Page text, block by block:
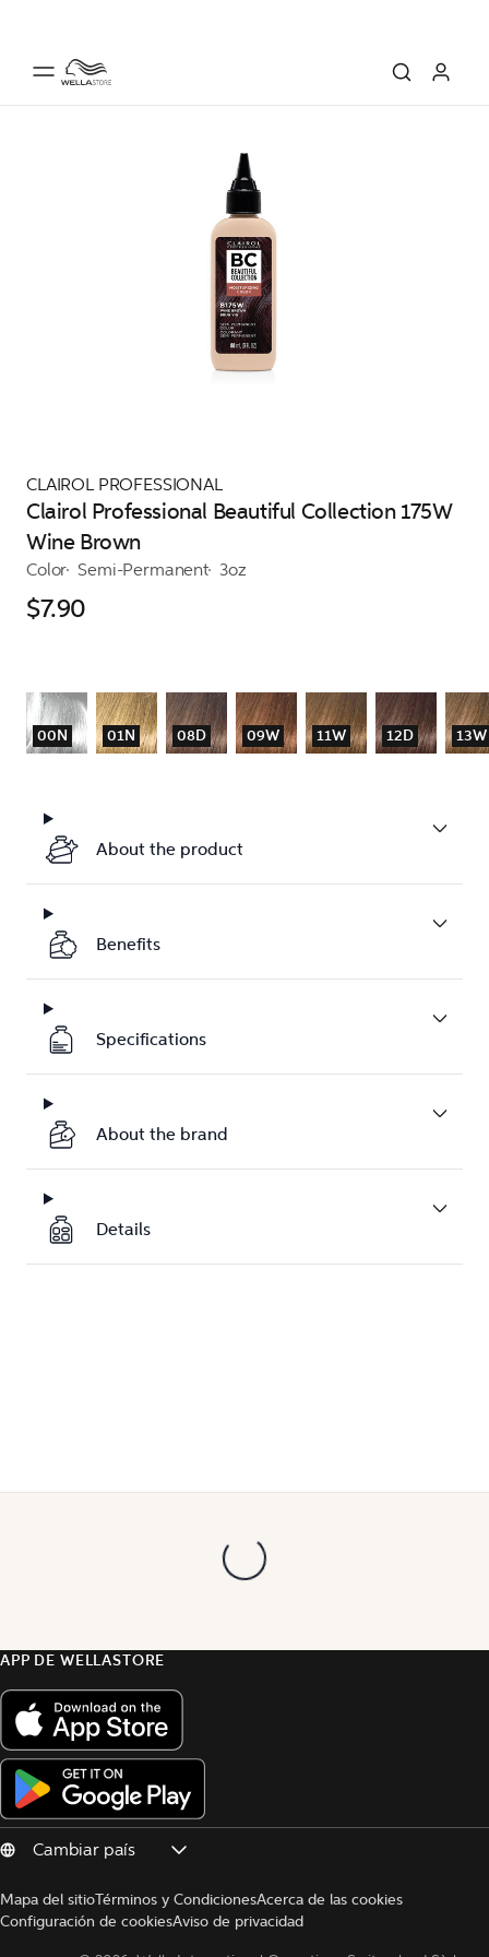
CLAIROL PROFESSIONAL
Clairol Professional Beautiful Collection 175W
Wine Brown
Color Semi-Permanent 3oz
$7.90
00N 01N 08D 09W 11W 12D 13W
About the product
Benefits
Specifications
About the brand
Details
APP DE WELLASTORE
Mapa del sitioTérminos y CondicionesAcerca de las cookies
Configuración de cookiesAviso de privacidad